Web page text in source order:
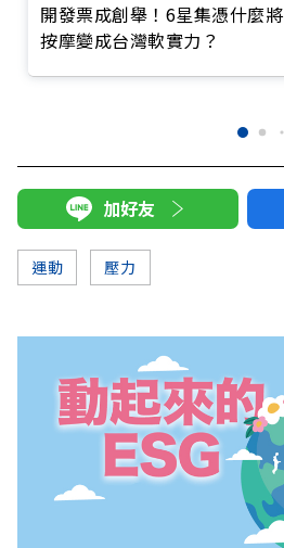
開發票成創舉！6星集憑什麼將
按摩變成台灣軟實力？
加好友
運動 壓力